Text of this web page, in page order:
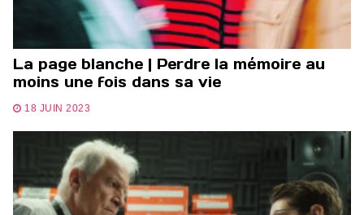
La page blanche | Perdre la mémoire au
moins une fois dans sa vie
18 JUIN 2023